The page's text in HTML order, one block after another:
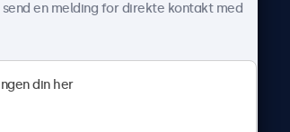
Nyheter & oppdateringer
Jobb med oss
Betingelser og vilkår
send en melding for direkte kontakt med